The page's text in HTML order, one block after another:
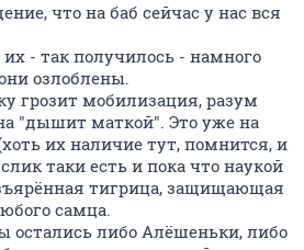
что на баб сейчас у нас вся
- так получилось - намного
озлоблены.
грозит мобилизация, разум
"дышит маткой". Это уже на
их наличие тут, помнится, и
таки есть и пока что наукой
тигрица, защищающая
самца.
остались либо Алёшеньки, либо